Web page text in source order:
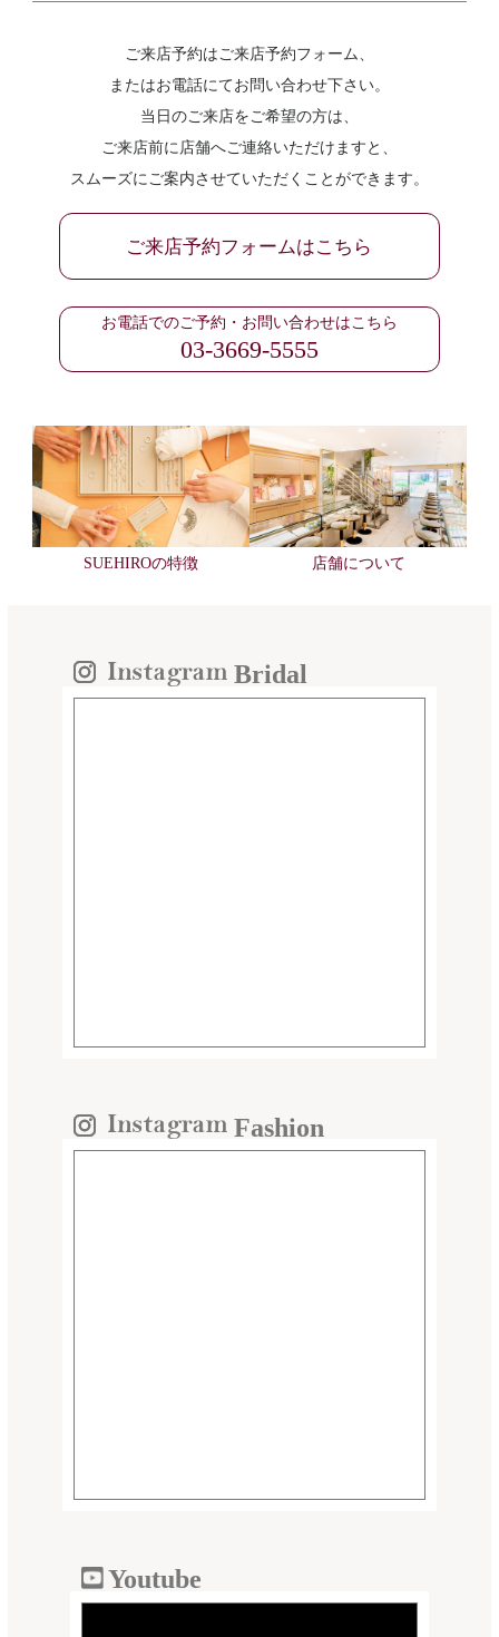
ご来店予約はご来店予約フォーム、
またはお電話にてお問い合わせ下さい。
当日のご来店をご希望の方は、
ご来店前に店舗へご連絡いただけますと、
スムーズにご案内させていただくことができます。
ご来店予約フォームはこちら
お電話でのご予約・お問い合わせはこちら
03-3669-5555
SUEHIROの特徴 店舗について
Bridal
Fashion
Youtube